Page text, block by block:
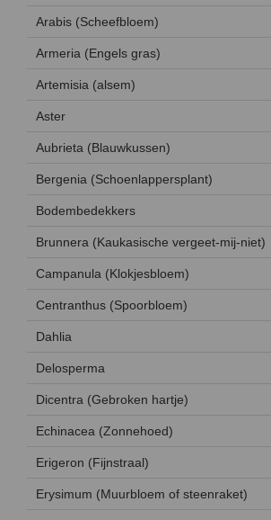
Arabis (Scheefbloem)
Armeria (Engels gras)
Artemisia (alsem)
Aster
Aubrieta (Blauwkussen)
Bergenia (Schoenlappersplant)
Bodembedekkers
Brunnera (Kaukasische vergeet-mij-niet)
Campanula (Klokjesbloem)
Centranthus (Spoorbloem)
Dahlia
Delosperma
Dicentra (Gebroken hartje)
Echinacea (Zonnehoed)
Erigeron (Fijnstraal)
Erysimum (Muurbloem of steenraket)